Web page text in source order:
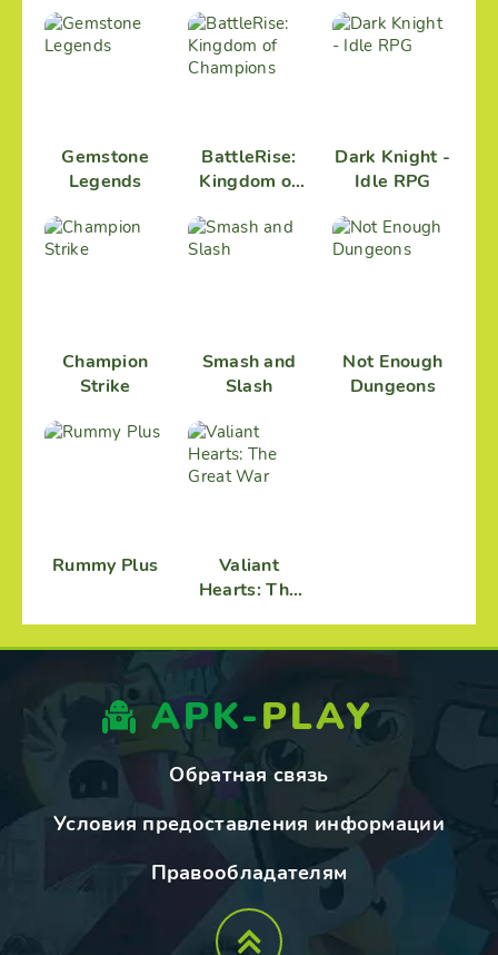
Gemstone
Legends
BattleRise:
Kingdom of
Dark Knight -
Idle RPG
Champion
Strike
Smash and
Slash
Not Enough
Dungeons
Rummy Plus
Valiant
Hearts: The
APK-PLAY
Обратная связь
Условия предоставления информации
Правообладателям